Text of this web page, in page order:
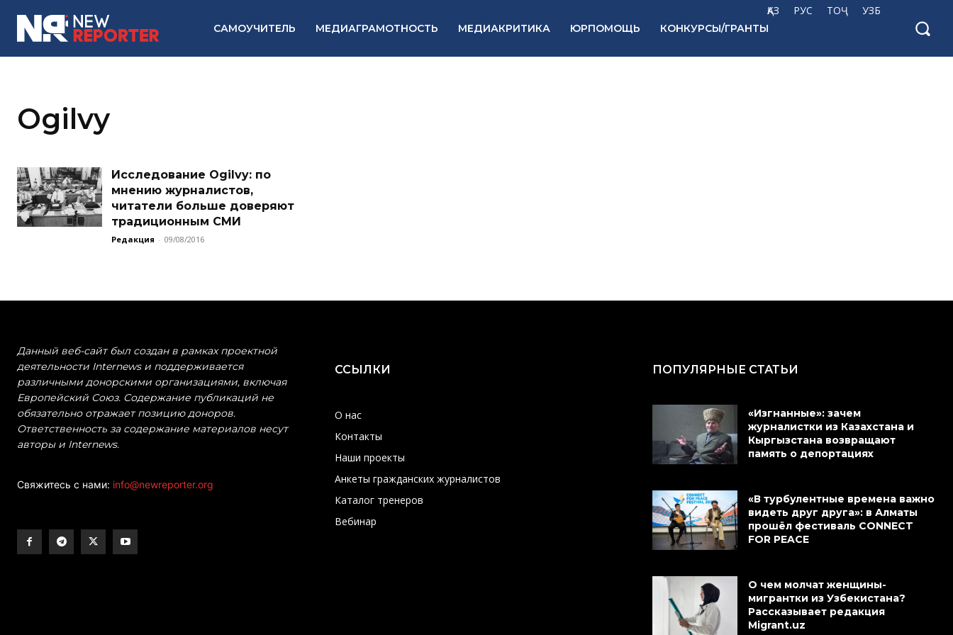
ҚАЗ РУС ТОҶ УЗБ
САМОУЧИТЕЛЬ МЕДИАГРАМОТНОСТЬ МЕДИАКРИТИКА ЮРПОМОЩЬ КОНКУРСЫ/ГРАНТЫ
Ogilvy
Исследование Ogilvy: по
мнению журналистов,
читатели больше доверяют
традиционным СМИ
Редакция - 09/08/2016
Данный веб-сайт был создан в рамках проектной
деятельности Internews и поддерживается
различными донорскими организациями, включая
Европейский Союз. Содержание публикаций не
обязательно отражает позицию доноров.
Ответственность за содержание материалов несут
авторы и Internews.
Свяжитесь с нами: info@newreporter.org
ССЫЛКИ
О нас
Контакты
Наши проекты
Анкеты гражданских журналистов
Каталог тренеров
Вебинар
ПОПУЛЯРНЫЕ СТАТЬИ
«Изгнанные»: зачем
журналистки из Казахстана и
Кыргызстана возвращают
память о депортациях
«В турбулентные времена важно
видеть друг друга»: в Алматы
прошёл фестиваль CONNECT
FOR PEACE
О чем молчат женщины-
мигрантки из Узбекистана?
Рассказывает редакция
Migrant.uz